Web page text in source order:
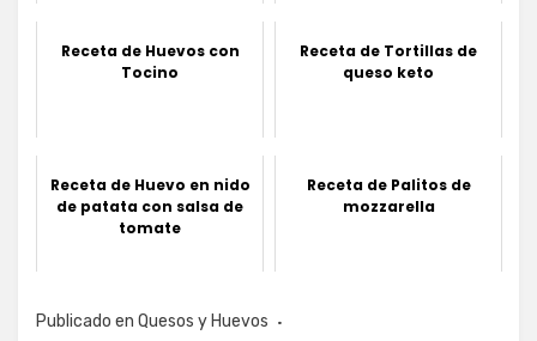
Receta de Huevos con
Tocino
Receta de Tortillas de
queso keto
Receta de Huevo en nido
de patata con salsa de
tomate
Receta de Palitos de
mozzarella
Publicado en Quesos y Huevos